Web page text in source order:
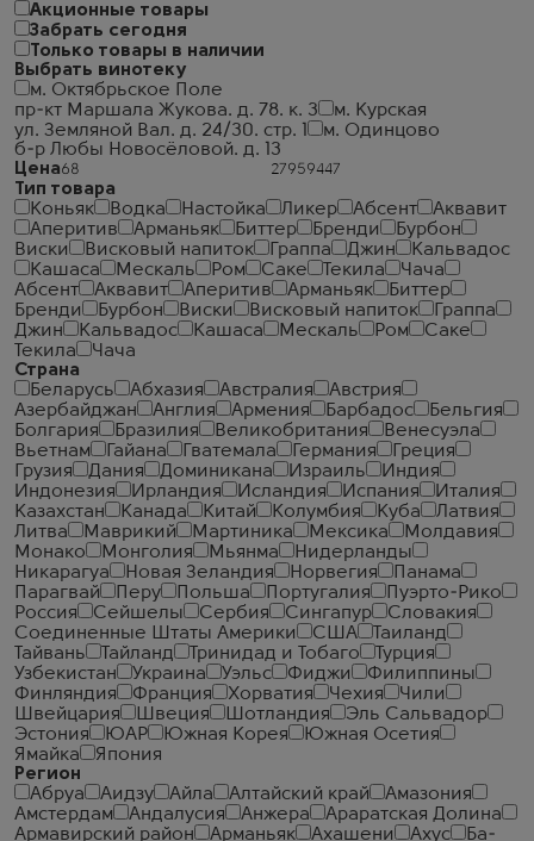
Акционные товары
Забрать сегодня
Только товары в наличии
Выбрать винотеку
м. Октябрьское Поле
пр-кт Маршала Жукова. д. 78. к. 3
м. Курская
ул. Земляной Вал. д. 24/30. стр. 1
м. Одинцово
б-р Любы Новосёловой. д. 13
Цена
Тип товара
Коньяк
Водка Настойка Ликер Абсент
Аквавит
Аперитив
Арманьяк Биттер Бренди
Бурбон
Виски
Висковый напиток Граппа Джин
Кальвадос
Кашаса
Мескаль Ром Саке Текила
Чача
Абсент
Аквавит Аперитив Арманьяк
Биттер
Бренди
Бурбон Виски Висковый напиток
Граппа
Джин
Кальвадос Кашаса Мескаль Ром
Саке
Текила
Чача
Страна
Беларусь
Абхазия Австралия
Австрия
Азербайджан
Англия Армения Барбадос
Бельгия
Болгария
Бразилия Великобритания
Венесуэла
Вьетнам
Гайана Гватемала Германия
Греция
Грузия
Дания Доминикана Израиль
Индия
Индонезия
Ирландия Исландия Испания
Италия
Казахстан
Канада Китай Колумбия Куба
Латвия
Литва
Маврикий Мартиника Мексика
Молдавия
Монако
Монголия Мьянма
Нидерланды
Никарагуа
Новая Зеландия Норвегия
Панама
Парагвай
Перу Польша Португалия
Пуэрто-Рико
Россия
Сейшелы Сербия Сингапур
Словакия
Соединенные Штаты Америки
США
Таиланд
Тайвань
Тайланд Тринидад и Тобаго
Турция
Узбекистан
Украина Уэльс Фиджи
Филиппины
Финляндия
Франция Хорватия Чехия
Чили
Швейцария
Швеция Шотландия
Эль Сальвадор
Эстония
ЮАР Южная Корея
Южная Осетия
Ямайка
Япония
Регион
Абруа
Аидзу Айла Алтайский край
Амазония
Амстердам
Андалусия Анжера
Араратская Долина
Армавирский район
Арманьяк Ахашени Ахус
Ба-